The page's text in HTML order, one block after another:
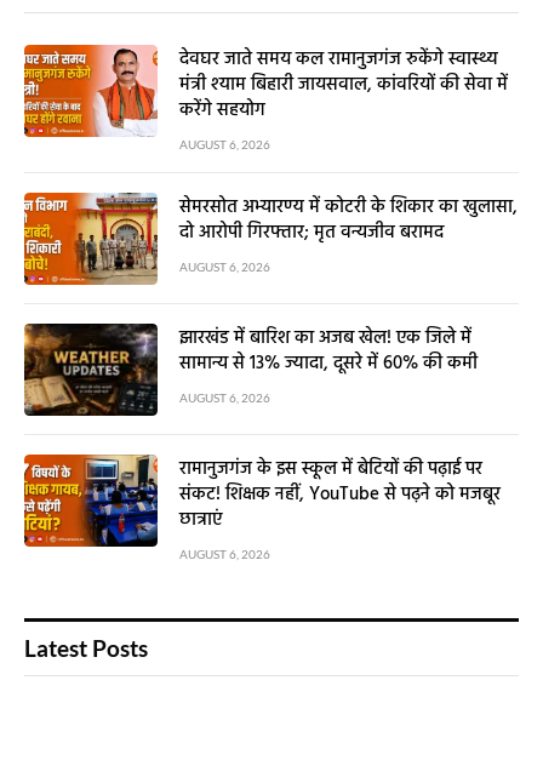
देवघर जाते समय कल रामानुजगंज रुकेंगे स्वास्थ्य
मंत्री श्याम बिहारी जायसवाल, कांवरियों की सेवा में
करेंगे सहयोग
AUGUST 6, 2026
सेमरसोत अभ्यारण्य में कोटरी के शिकार का खुलासा,
दो आरोपी गिरफ्तार; मृत वन्यजीव बरामद
AUGUST 6, 2026
झारखंड में बारिश का अजब खेल! एक जिले में
सामान्य से 13% ज्यादा, दूसरे में 60% की कमी
AUGUST 6, 2026
रामानुजगंज के इस स्कूल में बेटियों की पढ़ाई पर
संकट! शिक्षक नहीं, YouTube से पढ़ने को मजबूर
छात्राएं
AUGUST 6, 2026
Latest Posts